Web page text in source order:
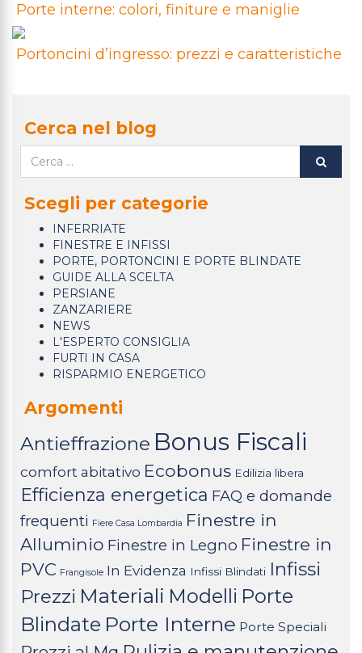
Porte interne: colori, finiture e maniglie
Portoncini d’ingresso: prezzi e caratteristiche
Cerca nel blog
Scegli per categorie
INFERRIATE
FINESTRE E INFISSI
PORTE, PORTONCINI E PORTE BLINDATE
GUIDE ALLA SCELTA
PERSIANE
ZANZARIERE
NEWS
L'ESPERTO CONSIGLIA
FURTI IN CASA
RISPARMIO ENERGETICO
Argomenti
Antieffrazione Bonus Fiscali
comfort abitativo Ecobonus Edilizia libera
Efficienza energetica FAQ e domande
frequenti Fiere Casa Lombardia Finestre in
Alluminio Finestre in Legno Finestre in
PVC Frangisole In Evidenza Infissi Blindati Infissi
Prezzi Materiali Modelli Porte
Blindate Porte Interne Porte Speciali